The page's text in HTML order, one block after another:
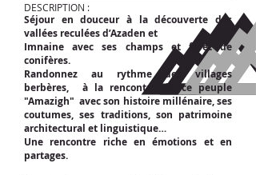
DESCRIPTION :
Séjour en douceur à la découverte des
vallées reculées d’Azaden et
Imnaine avec ses champs et forêt de
conifères.
Randonnez au rythme des villages
berbères, à la rencontre de ce peuple
"Amazigh" avec son histoire millénaire, ses
coutumes, ses traditions, son patrimoine
architectural et linguistique…
Une rencontre riche en émotions et en
partages.